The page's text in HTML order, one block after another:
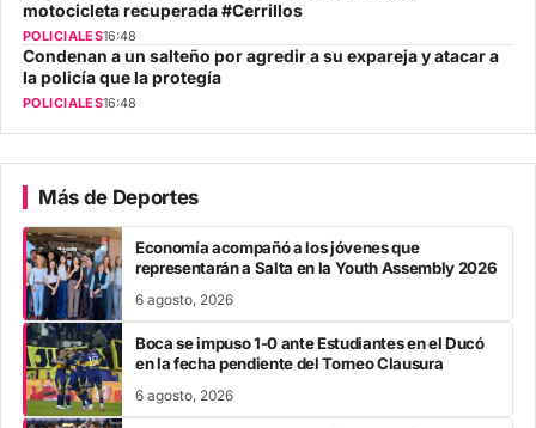
motocicleta recuperada #Cerrillos
POLICIALES16:48
Condenan a un salteño por agredir a su expareja y atacar a
la policía que la protegía
POLICIALES16:48
Más de Deportes
Economía acompañó a los jóvenes que
representarán a Salta en la Youth Assembly 2026
6 agosto, 2026
Boca se impuso 1-0 ante Estudiantes en el Ducó
en la fecha pendiente del Torneo Clausura
6 agosto, 2026